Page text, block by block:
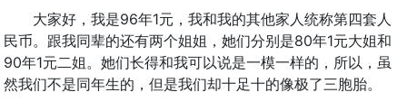
大家好，我是96年1元，我和我的其他家人统称第四套人
民币。跟我同辈的还有两个姐姐，她们分别是80年1元大姐和
90年1元二姐。她们长得和我可以说是一模一样的，所以，虽
然我们不是同年生的，但是我们却十足十的像极了三胞胎。